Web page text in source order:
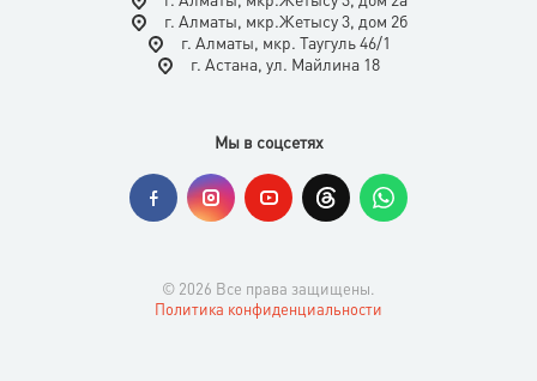
г. Алматы, мкр.Жетысу 3, дом 2б
г. Алматы, мкр. Таугуль 46/1
г. Астана, ул. Майлина 18
Мы в соцсетях
© 2026 Все права защищены.
Политика конфиденциальности